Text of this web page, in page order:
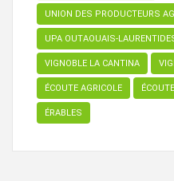
UNION DES PRODUCTEURS
UPA OUTAOUAIS-
VIGNOBLE LA CANTINA
ÉCOUTE AGRICOLE
ÉRABLES